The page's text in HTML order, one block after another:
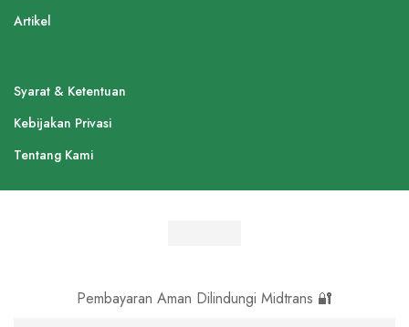
Artikel
Syarat & Ketentuan
Kebijakan Privasi
Tentang Kami
Pembayaran Aman Dilindungi Midtrans 🔐